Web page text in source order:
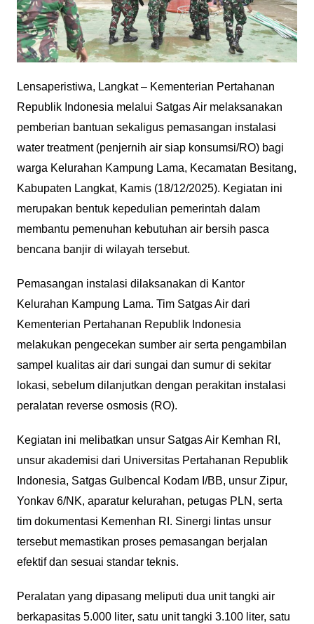
Lensaperistiwa, Langkat – Kementerian Pertahanan
Republik Indonesia melalui Satgas Air melaksanakan
pemberian bantuan sekaligus pemasangan instalasi
water treatment (penjernih air siap konsumsi/RO) bagi
warga Kelurahan Kampung Lama, Kecamatan Besitang,
Kabupaten Langkat, Kamis (18/12/2025). Kegiatan ini
merupakan bentuk kepedulian pemerintah dalam
membantu pemenuhan kebutuhan air bersih pasca
bencana banjir di wilayah tersebut.
Pemasangan instalasi dilaksanakan di Kantor
Kelurahan Kampung Lama. Tim Satgas Air dari
Kementerian Pertahanan Republik Indonesia
melakukan pengecekan sumber air serta pengambilan
sampel kualitas air dari sungai dan sumur di sekitar
lokasi, sebelum dilanjutkan dengan perakitan instalasi
peralatan reverse osmosis (RO).
Kegiatan ini melibatkan unsur Satgas Air Kemhan RI,
unsur akademisi dari Universitas Pertahanan Republik
Indonesia, Satgas Gulbencal Kodam I/BB, unsur Zipur,
Yonkav 6/NK, aparatur kelurahan, petugas PLN, serta
tim dokumentasi Kemenhan RI. Sinergi lintas unsur
tersebut memastikan proses pemasangan berjalan
efektif dan sesuai standar teknis.
Peralatan yang dipasang meliputi dua unit tangki air
berkapasitas 5.000 liter, satu unit tangki 3.100 liter, satu